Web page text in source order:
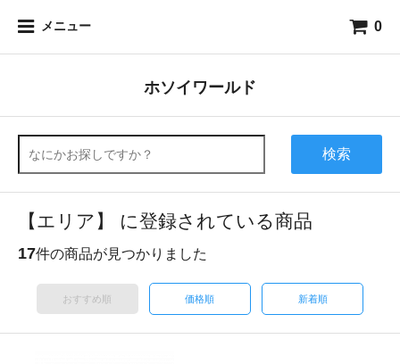
メニュー 0
ホソイワールド
検索
【エリア】 に登録されている商品
17件の商品が見つかりました
おすすめ順 価格順 新着順